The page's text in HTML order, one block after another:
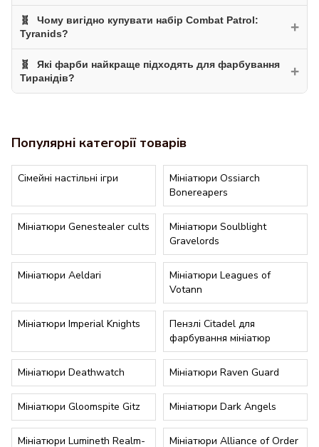
Це ключова механіка фракції. Дрібні істоти (термаганти,
хормаганти) діють ефективно лише під контролем Розуму
Зоантропи. Знаходячись у радіусі синапсу, армія стає
несприйнятливою до перевірок бойового духу та отримує
Чому вигідно купувати набір Combat Patrol:
Tyranids?
+
Набір Combat Patrol— це найкращий спосіб швидко
збільшити чисельність Рою. Він включає велику кількість
армію для невеликих форматів ігор.
Які фарби найкраще підходять для фарбування
Тиранідів?
+
мають багато заглиблень. Це дозволяє швидко та ефектно
обирають яскраві, глянцеві кольори, щоб підкреслити їхнє
інопланетне походження. Всі необхідні аксесуари можна
замовити онлайн разом із фігурками.
Популярні категорії товарів
Сімейні настільні ігри
Мініатюри Ossiarch
Bonereapers
Мініатюри Genestealer cults
Мініатюри Soulblight
Gravelords
Мініатюри Aeldari
Мініатюри Leagues of
Votann
Мініатюри Imperial Knights
Пензлі Citadel для
фарбування мініатюр
Мініатюри Deathwatch Мініатюри Raven Guard
Мініатюри Gloomspite Gitz Мініатюри Dark Angels
Мініатюри Lumineth Realm-
Мініатюри Alliance of Order